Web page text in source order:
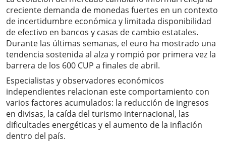
creciente demanda de monedas fuertes en un contexto
de incertidumbre económica y limitada disponibilidad
de efectivo en bancos y casas de cambio estatales.
Durante las últimas semanas, el euro ha mostrado una
tendencia sostenida al alza y rompió por primera vez la
barrera de los 600 CUP a finales de abril.
Especialistas y observadores económicos
independientes relacionan este comportamiento con
varios factores acumulados: la reducción de ingresos
en divisas, la caída del turismo internacional, las
dificultades energéticas y el aumento de la inflación
dentro del país.